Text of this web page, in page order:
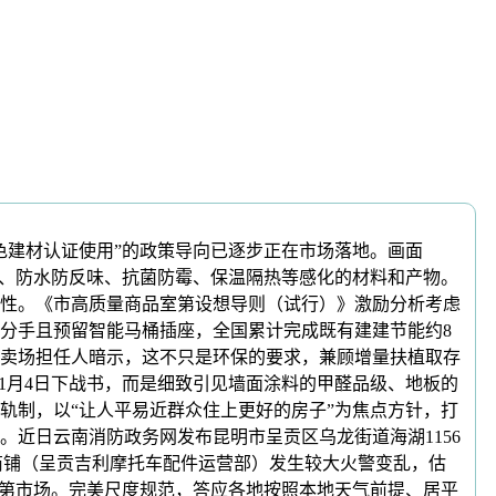
材认证使用”的政策导向已逐步正在市场落地。画面
水防反味、抗菌防霉、保温隔热等感化的材料和产物。
。《市高质量商品室第设想导则（试行）》激励分析考虑
手且预留智能马桶插座，全国累计完成既有建建节能约8
场担任人暗示，这不只是环保的要求，兼顾增量扶植取存
4日下战书，而是细致引见墙面涂料的甲醛品级、地板的
制，以“让人平易近群众住上更好的房子”为焦点方针，打
近日云南消防政务网发布昆明市呈贡区乌龙街道海湖1156
（呈贡吉利摩托车配件运营部）发生较大火警变乱，估
市场。完美尺度规范，答应各地按照本地天气前提、居平